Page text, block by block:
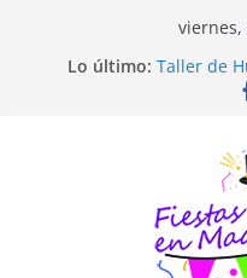
viernes,
Lo último: Diseño de
Taller de
TALLER
Trivial